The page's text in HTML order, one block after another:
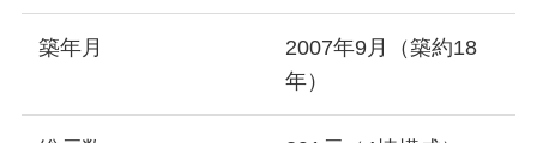
築年月
2007年9月（築約18
年）